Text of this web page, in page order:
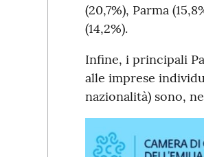
(20,7%), Parma
(14,2%).
Infine, i principali
alle imprese
nazionalità) sono,